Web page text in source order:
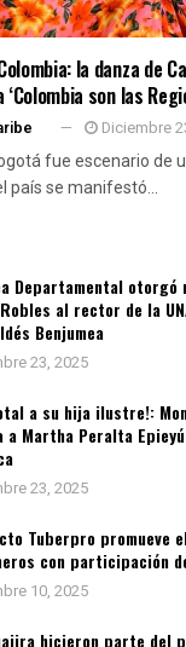
la danza de
son las
Diciembre
fue escenario de
país se manifestó...
Departamental otorgó
al rector de la
Benjumea
23, 2025
a su hija ilustre!:
a Martha Peralta
23, 2025
Tuberpro promueve
con participación
10, 2025
hicieron parte del